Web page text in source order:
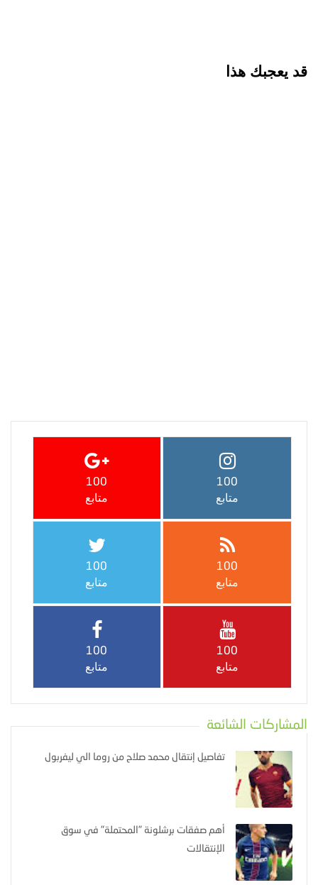
قد يعجبك هذا
100
متابع
100
متابع
100
متابع
100
متابع
100
متابع
100
متابع
المشاركات الشائعة
تفاصيل إنتقال محمد صلاح من روما الي ليفربول
أهم صفقات برشلونة "المحتملة" في سوق
الإنتقالات